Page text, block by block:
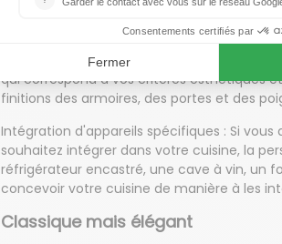
Choix des matériaux et des finitions :
finitions qui conviennent le mieux à vos
travail en granit, en quartz, en bois
qui correspond à vos critères esthétiques
finitions des armoires, des portes et des
Intégration d'appareils spécifiques : Si
souhaitez intégrer dans votre cuisine, la
réfrigérateur encastré, une cave à vin, un
concevoir votre cuisine de manière à les
Classique mais élégant